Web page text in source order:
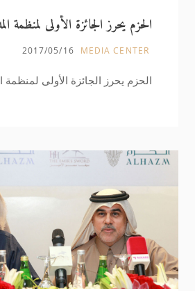
الحزم يحرز الجائزة الأولى لمنظمة
MEDIA CENTER
2017/05/16
الحزم يحرز الجائزة الأولى لمنظمة